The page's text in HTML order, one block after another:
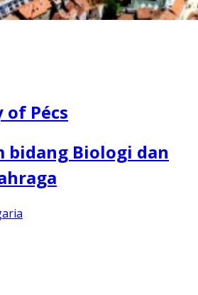
Pécs
bidang Biologi dan